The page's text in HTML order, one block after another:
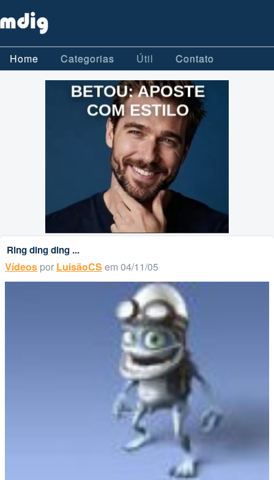
Home Categorias Útil Contato
Ring ding ding ...
Vídeos por LuisãoCS em 04/11/05